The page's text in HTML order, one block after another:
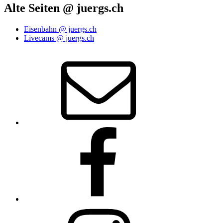
Alte Seiten @ juergs.ch
Eisenbahn @ juergs.ch
Livecams @ juergs.ch